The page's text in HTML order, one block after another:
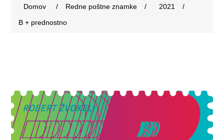
Domov / Redne poštne znamke / 2021
/
B + prednostno